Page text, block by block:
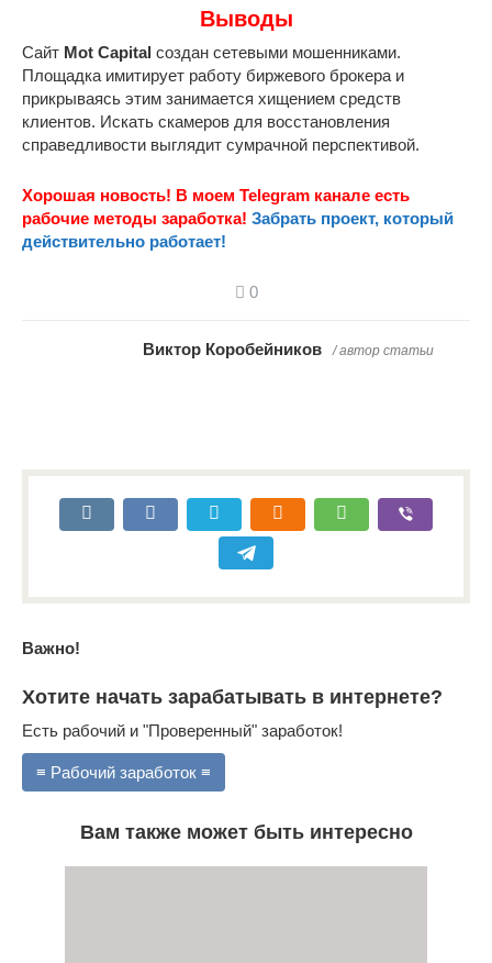
Выводы
Сайт Mot Capital создан сетевыми мошенниками.
Площадка имитирует работу биржевого брокера и
прикрываясь этим занимается хищением средств
клиентов. Искать скамеров для восстановления
справедливости выглядит сумрачной перспективой.
Хорошая новость! В моем Telegram канале есть
рабочие методы заработка! Забрать проект, который
действительно работает!
0
Виктор Коробейников / автор статьи
Важно!
Хотите начать зарабатывать в интернете?
Есть рабочий и "Проверенный" заработок!
≡ Рабочий заработок ≡
Вам также может быть интересно